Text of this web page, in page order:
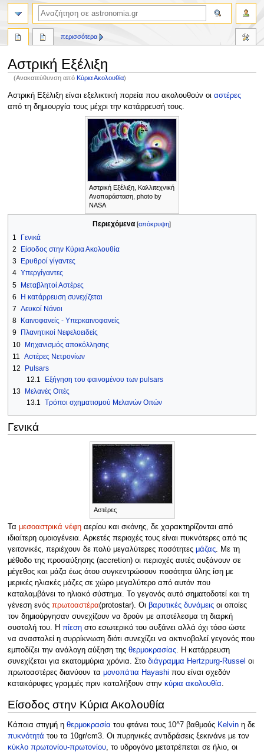
Αστρική Εξέλιξη
(Ανακατεύθυνση απόΚύρια Ακολουθία)
Πήδηση
στην
Πήδηση
στην
Αστρική Εξέλιξη είναι εξελικτική πορεία που ακολουθούν οι αστέρες
από τη δημιουργία τους μέχρι την κατάρρευσή τους.
Αστρική Εξέλιξη, Καλλιτεχνική
Αναπαράσταση, photo by
NASA
Περιεχόμενα
1
Γενικά
2
Είσοδος στην Κύρια Ακολουθία
3
Ερυθροί γίγαντες
4 Υπεργίγαντες
5 Μεταβλητοί Αστέρες
6
Η κατάρρευση συνεχίζεται
7 Λευκοί Νάνοι
8
Καινοφανείς - Υπερκαινοφανείς
9
Πλανητικοί Νεφελοειδείς
10 Μηχανισμός αποκόλλησης
11
Αστέρες Νετρονίων
12
Pulsars
12.1
Εξήγηση του φαινομένου των pulsars
13
Μελανές Οπές
13.1 Τρόποι σχηματισμού Μελανών Οπών
Γενικά
Αστέρες
Τα μεσοαστρικά νέφηαερίου και σκόνης, δε χαρακτηρίζονται από
ιδιαίτερη ομοιογένεια. Αρκετές περιοχές τους είναι πυκνότερες από τις
γειτονικές, περιέχουν δε πολύ μεγαλύτερες ποσότητες μάζας. Με τη
μέθοδο της προσαύξησης (accretion) οι περιοχές αυτές αυξάνουν σε
μέγεθος και μάζα έως ότου συγκεντρώσουν ποσότητα ύλης ίση με
μερικές ηλιακές μάζες σε χώρο μεγαλύτερο από αυτόν που
καταλαμβάνει το ηλιακό σύστημα. Το γεγονός αυτό σηματοδοτεί και τη
γένεση ενός πρωτοαστέρα(protostar). Οι βαρυτικές δυνάμειςοι οποίες
τον δημιούργησαν συνεχίζουν να δρούν με αποτέλεσμα τη διαρκή
συστολή του. Η πίεσηστο εσωτερικό του αυξάνει αλλά όχι τόσο ώστε
να ανασταλεί η συρρίκνωση διότι συνεχίζει να ακτινοβολεί γεγονός που
εμποδίζει την ανάλογη αύξηση της θερμοκρασίας. Η κατάρρευση
συνεχίζεται για εκατομμύρια χρόνια. Στο διάγραμμα Hertzpurg-Russel οι
πρωτοαστέρες διανύουν τα μονοπάτια Hayashi που είναι σχεδόν
κατακόρυφες γραμμές πριν καταλήξουν στην κύρια ακολουθία.
Είσοδος στην Κύρια Ακολουθία
Κάποια στιγμή η θερμοκρασία του φτάνει τους 10^7 βαθμούς Kelvinη δε
πυκνότητά του τα 10gr/cm3. Οι πυρηνικές αντιδράσεις ξεκινάνε με τον
κύκλο πρωτονίου-πρωτονίου, το υδρογόνο μετατρέπεται σε ήλιο, οι
περισσότερα
αναζήτηση